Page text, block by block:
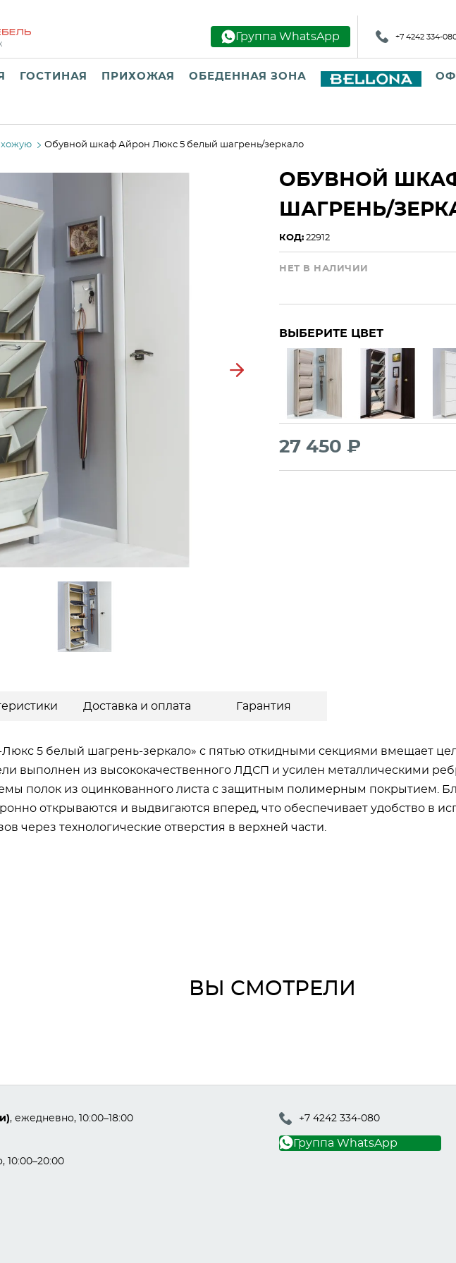
Группа WhatsApp +7 4242 334-
ГОСТИНАЯ ПРИХОЖАЯ ОБЕДЕННАЯ ЗОНА
Обувной шкаф Айрон Люкс 5 белый шагрень/зеркало
ОБУВНОЙ
ШАГРЕНЬ/
КОД: 22912
НЕТ В НАЛИЧИИ
ВЫБЕРИТЕ ЦВЕТ
27 450 ₽
Доставка и оплата Гарантия
5 белый шагрень-зеркало» с пятью откидными секциями вмещает
выполнен из высококачественного ЛДСП и усилен металлическими
полок из оцинкованного листа с защитным полимерным покрытием.
открываются и выдвигаются вперед, что обеспечивает удобство в
через технологические отверстия в верхней части.
ВЫ СМОТРЕЛИ
, ежедневно, 10:00–18:00
10:00–20:00
+7 4242 334-080
Группа WhatsApp